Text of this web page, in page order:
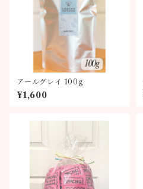
アールグレイ 100g
¥1,600